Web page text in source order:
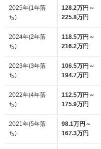
2025年(1年落
ち)
128.2万円～
225.8万円
2024年(2年落
ち)
118.5万円～
216.2万円
2023年(3年落
ち)
106.5万円～
194.7万円
2022年(4年落
ち)
112.5万円～
175.9万円
2021年(5年落
ち)
98.1万円～
167.3万円